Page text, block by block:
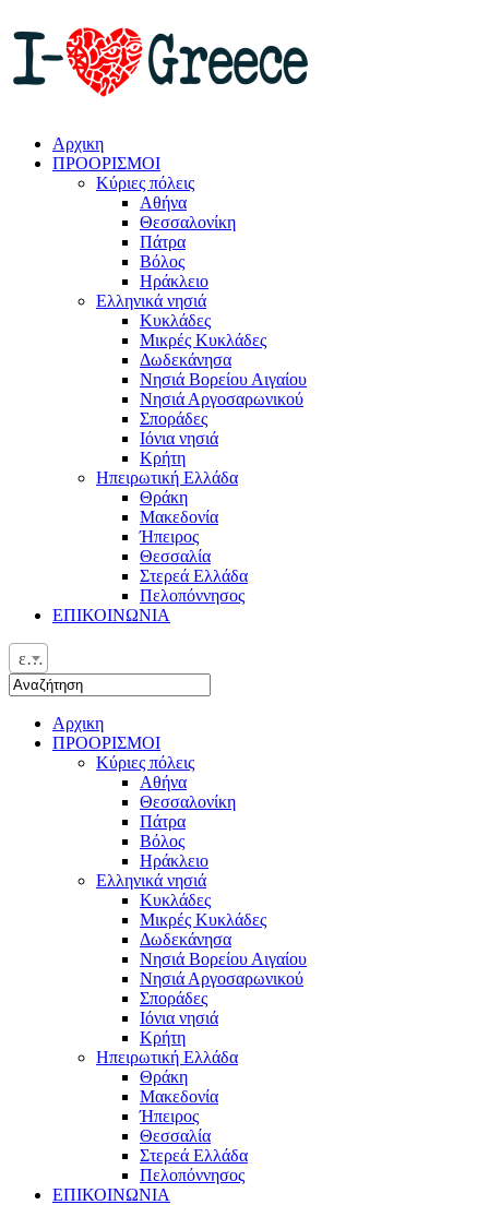
Αρχικη
ΠΡΟΟΡΙΣΜΟΙ
Κύριες πόλεις
Αθήνα
Θεσσαλονίκη
Πάτρα
Βόλος
Ηράκλειο
Ελληνικά νησιά
Κυκλάδες
Μικρές Κυκλάδες
Δωδεκάνησα
Νησιά Βορείου Αιγαίου
Νησιά Αργοσαρωνικού
Σποράδες
Ιόνια νησιά
Κρήτη
Ηπειρωτική Ελλάδα
Θράκη
Μακεδονία
Ήπειρος
Θεσσαλία
Στερεά Ελλάδα
Πελοπόννησος
ΕΠΙΚΟΙΝΩΝΙΑ
ελ
Αρχικη
ΠΡΟΟΡΙΣΜΟΙ
Κύριες πόλεις
Αθήνα
Θεσσαλονίκη
Πάτρα
Βόλος
Ηράκλειο
Ελληνικά νησιά
Κυκλάδες
Μικρές Κυκλάδες
Δωδεκάνησα
Νησιά Βορείου Αιγαίου
Νησιά Αργοσαρωνικού
Σποράδες
Ιόνια νησιά
Κρήτη
Ηπειρωτική Ελλάδα
Θράκη
Μακεδονία
Ήπειρος
Θεσσαλία
Στερεά Ελλάδα
Πελοπόννησος
ΕΠΙΚΟΙΝΩΝΙΑ